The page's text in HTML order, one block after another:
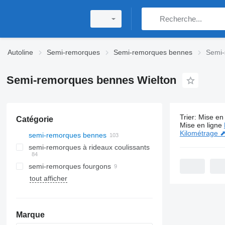
Autoline Semi-remorques Semi-remorques bennes
Semi-remorques bennes Wielton
Catégorie
semi-remorques bennes
semi-remorques à rideaux coulissants
semi-remorques fourgons
tout afficher
Marque
103
Trier: Mise
Mise en ligne
Kilométrage ⬈